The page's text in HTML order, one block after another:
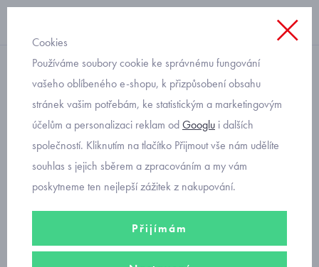
punčocháčky klasické
punčocháče pro batolata
Trepon kombajn 80-86
Cookies
Používáme soubory cookie ke správnému fungování
vašeho oblíbeného e-shopu, k přizpůsobení obsahu
stránek vašim potřebám, ke statistickým a marketingovým
účelům a personalizaci reklam odGooglu i dalších
společností. Kliknutím na tlačítko Přijmout vše nám udělíte
souhlas s jejich sběrem a zpracováním a my vám
poskytneme ten nejlepší zážitek z nakupování.
Přijímám